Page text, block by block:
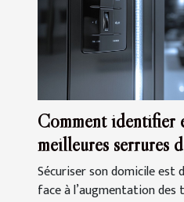
Comment identifier
meilleures serrures
votre domicile
Sécuriser son domicile est
face à l’augmentation des